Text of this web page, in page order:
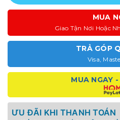
MUA
Giao Tận Nơi Hoặc
TRẢ GÓP
Visa,
MUA NGAY
ƯU ĐÃI KHI THANH TOÁN